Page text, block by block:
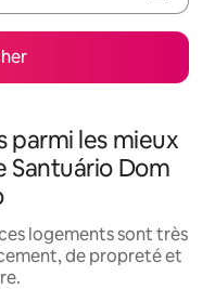
parmi les mieux
Santuário Dom
logements sont très
de propreté et